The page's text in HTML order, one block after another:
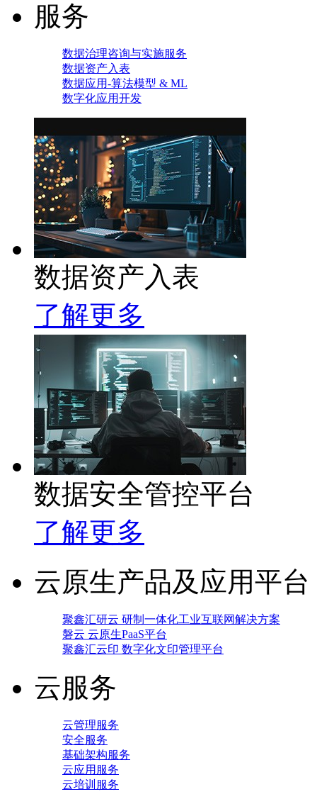
服务
数据治理咨询与实施服务
数据资产入表
数据应用-算法模型 & ML
数字化应用开发
数据资产入表
了解更多
数据安全管控平台
了解更多
云原生产品及应用平台
聚鑫汇研云 研制一体化工业互联网解决方案
磐云 云原生PaaS平台
聚鑫汇云印 数字化文印管理平台
云服务
云管理服务
安全服务
基础架构服务
云应用服务
云培训服务